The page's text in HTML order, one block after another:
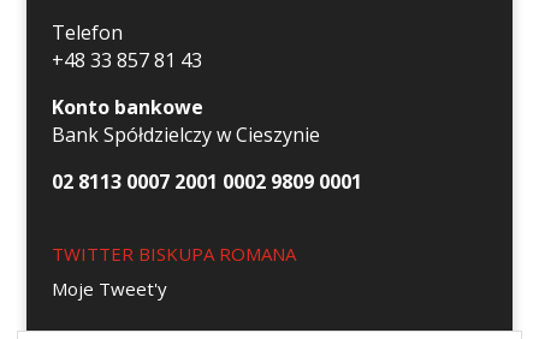
Telefon
+48 33 857 81 43
Konto bankowe
Bank Spółdzielczy w Cieszynie
02 8113 0007 2001 0002 9809 0001
TWITTER BISKUPA ROMANA
Moje Tweet'y